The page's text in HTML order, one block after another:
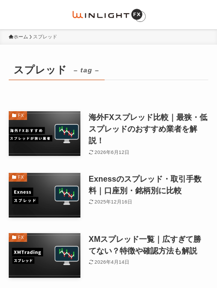
ホーム スプレッド
スプレッド – tag –
FX
海外FXスプレッド比較｜最狭・低
スプレッドのおすすめ業者を解
説！
2026年6月12日
FX
Exnessのスプレッド・取引手数
料｜口座別・銘柄別に比較
2025年12月16日
FX
XMスプレッド一覧｜広すぎて勝
てない？特徴や確認方法も解説
2026年4月14日